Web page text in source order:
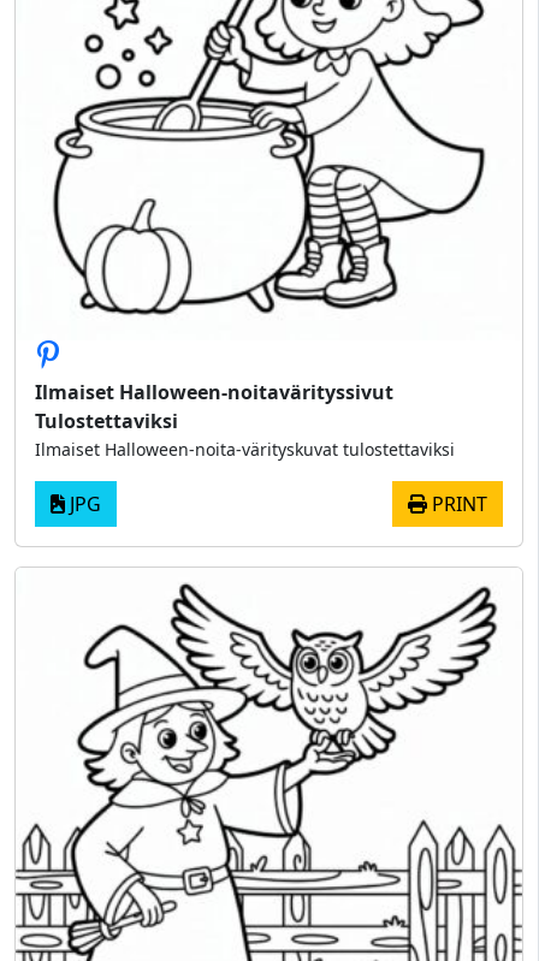
Ilmaiset Halloween-noitavärityssivut
Tulostettaviksi
Ilmaiset Halloween-noita-värityskuvat tulostettaviksi
JPG PRINT